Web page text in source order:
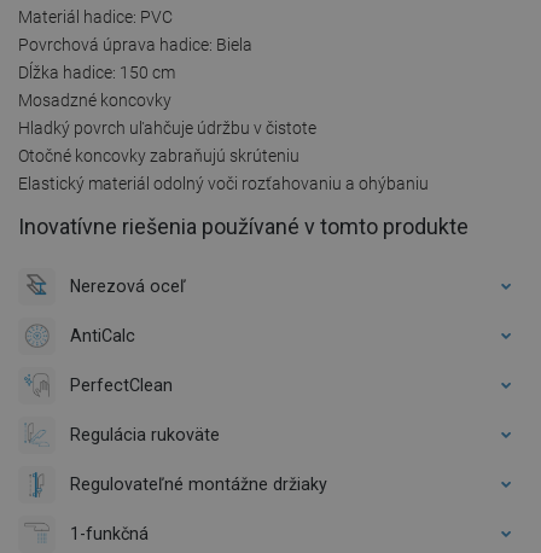
Materiál hadice: PVC
Povrchová úprava hadice: Biela
Dĺžka hadice: 150 cm
Mosadzné koncovky
Hladký povrch uľahčuje údržbu v čistote
Otočné koncovky zabraňujú skrúteniu
Elastický materiál odolný voči rozťahovaniu a ohýbaniu
Inovatívne riešenia používané v tomto produkte
Nerezová oceľ
AntiCalc
PerfectClean
Regulácia rukoväte
Regulovateľné montážne držiaky
1-funkčná